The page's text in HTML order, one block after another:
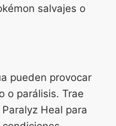
salvajes o
pueden provocar
o parálisis. Trae
Heal para